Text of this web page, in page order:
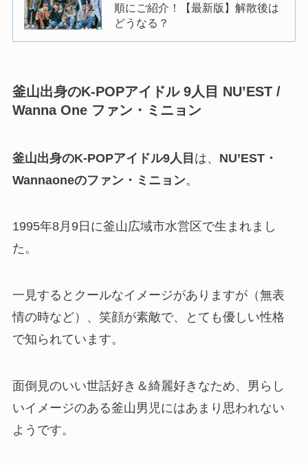
順にご紹介！【最新版】解散後は
どうなる？
釜山出身のK-POPアイドル 9人目 NU’EST /
Wanna One ファン・ミニョン
釜山出身のK-POPアイドル9人目 は、 NU’EST・
Wannaoneのファン・ミニョン。
1995年8月9日に釜山広域市水営区で生まれまし
た。
一見するとクールなイメージがありますが（無表
情の時など）、笑顔が素敵で、とても優しい性格
で知られています。
面倒見のいい世話好き＆綺麗好きなため、男らし
いイメージのある釜山男児にはあまり思われない
ようです。